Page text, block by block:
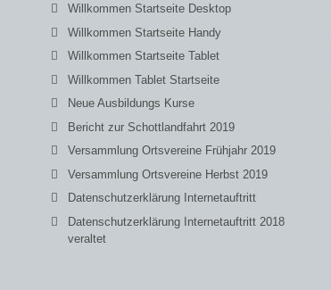
Willkommen Startseite Desktop
Willkommen Startseite Handy
Willkommen Startseite Tablet
Willkommen Tablet Startseite
Neue Ausbildungs Kurse
Bericht zur Schottlandfahrt 2019
Versammlung Ortsvereine Frühjahr 2019
Versammlung Ortsvereine Herbst 2019
Datenschutzerklärung Internetauftritt
Datenschutzerklärung Internetauftritt 2018
veraltet